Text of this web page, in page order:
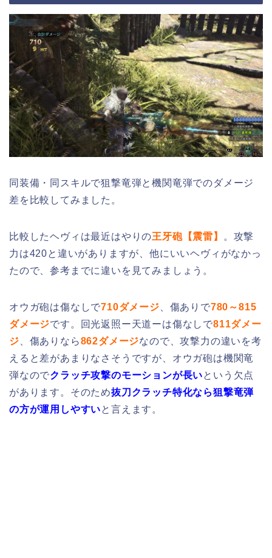
同装備・同スキルで狙撃竜弾と機関竜弾でのダメージ
差を比較してみました。
比較したヘヴィは最近はやりの王牙砲【震雷】
。攻撃
力は420と違いがありますが、他にいいヘヴィがなかっ
たので、参考までに違いを見てみましょう。
オウガ砲は傷なしで710ダメージ 、傷ありで780～815
ダメージです。回光返照ー天道ーは傷なしで811ダメー
ジ 、傷ありなら862ダメージなので、攻撃力の違いを考
えると差があまりなさそうですが、オウガ砲は機関竜
弾なのでクラッチ攻撃のモーションが長いという欠点
があります。そのため抜刀クラッチ特化なら狙撃竜弾
の方が運用しやすいと言えます。